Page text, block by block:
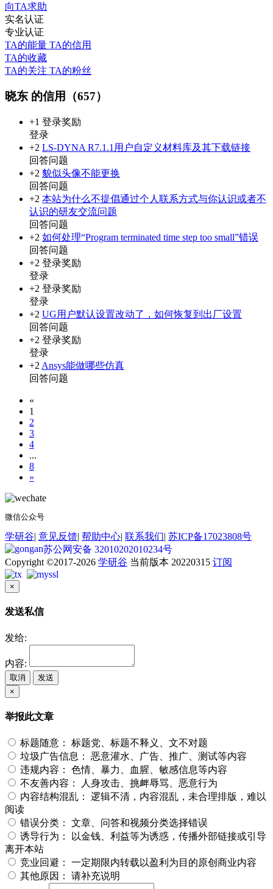
向TA求助
实名认证
专业认证
TA的能量 TA的信用
TA的收藏
TA的关注 TA的粉丝
晓东 的信用（657）
+1 登录奖励
登录
+2 LS-DYNA R7.1.1用户自定义材料库及其下载链接
回答问题
+2 貌似头像不能更换
回答问题
+2 本站为什么不提倡通过个人联系方式与你认识或者不
认识的研友交流问题
回答问题
+2 如何处理“Program terminated ­time step too small”错误
回答问题
+2 登录奖励
登录
+2 登录奖励
登录
+2 UG用户默认设置改动了，如何恢复到出厂设置
回答问题
+2 登录奖励
登录
+2 Ansys能做哪些仿真
回答问题
«
1
2
3
4
...
8
»
微信公众号
学研谷| 意见反馈| 帮助中心| 联系我们| 苏ICP备17023808号
苏公网安备 32010202010234号
Copyright ©2017-2026 学研谷 当前版本 20220315 订阅
×
发送私信
发给:
内容:
取消
发送
×
举报此文章
标题随意： 标题党、标题不释义、文不对题
垃圾广告信息： 恶意灌水、广告、推广、测试等内容
违规内容： 色情、暴力、血腥、敏感信息等内容
不友善内容：
人身攻击、挑衅辱骂、恶意行为
内容结构混乱： 逻辑不清，内容混乱，未合理排版，难以
阅读
错误分类： 文章、问答和视频分类选择错误
诱导行为：
以金钱、利益等为诱惑，传播外部链接或引导
离开本站
竞业回避： 一定期限内转载以盈利为目的原创商业内容
其他原因： 请补充说明